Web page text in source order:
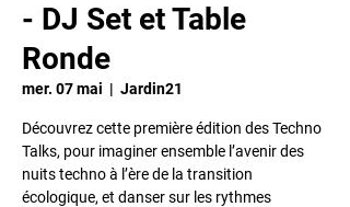
- DJ Set et Table
Ronde
mer. 07 mai
  |
Jardin21
Découvrez cette première édition des Techno
Talks, pour imaginer ensemble l’avenir des
nuits techno à l’ère de la transition
écologique, et danser sur les rythmes